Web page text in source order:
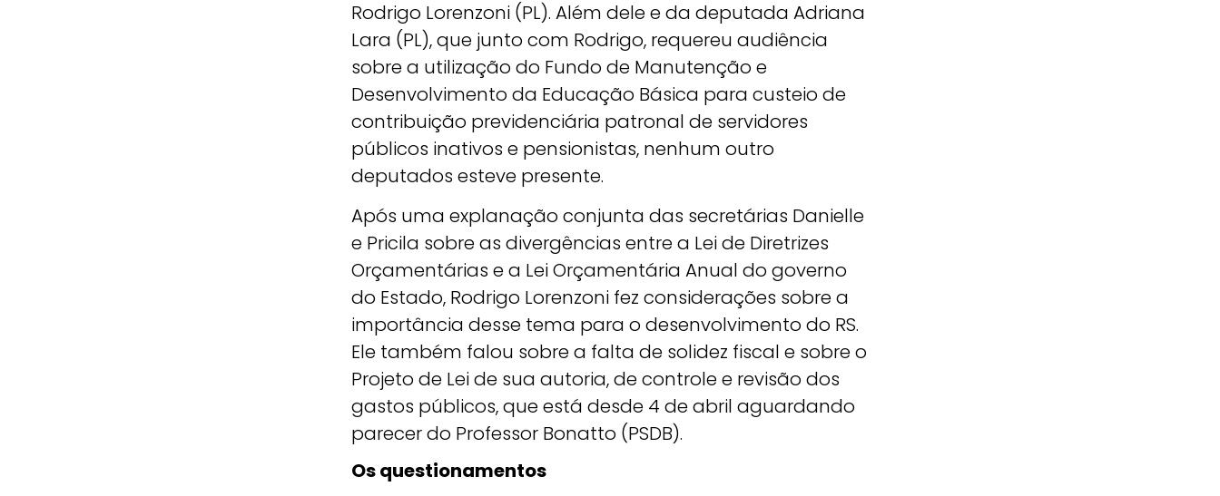
Rodrigo Lorenzoni (PL). Além dele e da deputada Adriana
Lara (PL), que junto com Rodrigo, requereu audiência
sobre a utilização do Fundo de Manutenção e
Desenvolvimento da Educação Básica para custeio de
contribuição previdenciária patronal de servidores
públicos inativos e pensionistas, nenhum outro
deputados esteve presente.
Após uma explanação conjunta das secretárias Danielle
e Pricila sobre as divergências entre a Lei de Diretrizes
Orçamentárias e a Lei Orçamentária Anual do governo
do Estado, Rodrigo Lorenzoni fez considerações sobre a
importância desse tema para o desenvolvimento do RS.
Ele também falou sobre a falta de solidez fiscal e sobre o
Projeto de Lei de sua autoria, de controle e revisão dos
gastos públicos, que está desde 4 de abril aguardando
parecer do Professor Bonatto (PSDB).
Os questionamentos